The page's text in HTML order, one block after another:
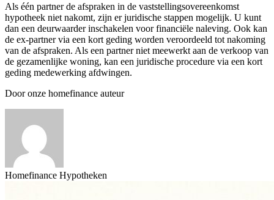
Als één partner de afspraken in de vaststellingsovereenkomst
hypotheek niet nakomt, zijn er juridische stappen mogelijk. U kunt
dan een deurwaarder inschakelen voor financiële naleving. Ook kan
de ex-partner via een kort geding worden veroordeeld tot nakoming
van de afspraken. Als een partner niet meewerkt aan de verkoop van
de gezamenlijke woning, kan een juridische procedure via een kort
geding medewerking afdwingen.
Door onze homefinance auteur
Homefinance Hypotheken